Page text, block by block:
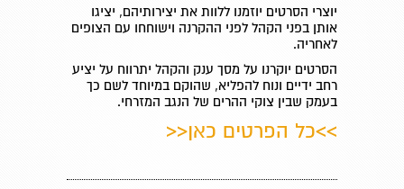
יוצרי הסרטים יוזמנו ללוות את יצירותיהם, יציגו
אותן בפני הקהל לפני ההקרנה וישוחחו עם הצופים
לאחריה.
הסרטים יוקרנו על מסך ענק והקהל יתרווח על יציע
רחב ידיים ונוח להפליא, שהוקם במיוחד לשם כך
בעמק שבין צוקי ההרים של הנגב המזרחי.
>>כל הפרטים כאן<<